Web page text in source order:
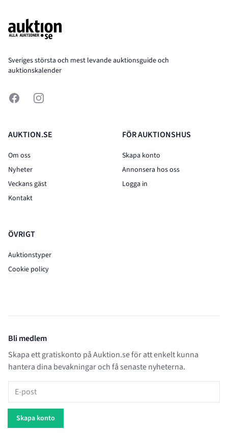
Sveriges största och mest levande auktionsguide och
auktionskalender
FacebookInstagram
AUKTION.SE
Om oss
Nyheter
Veckans gäst
Kontakt
ÖVRIGT
Auktionstyper
Cookie policy
FÖR AUKTIONSHUS
Skapa konto
Annonsera hos oss
Logga in
Bli medlem
Skapa ett gratiskonto på Auktion.se för att enkelt kunna
hantera dina bevakningar och få senaste nyheterna.
E-post
Skapa konto